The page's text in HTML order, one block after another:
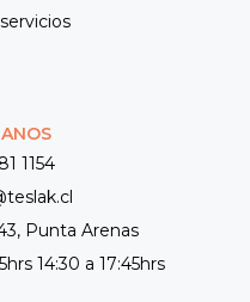
1154
Punta Arenas
14:30 a 17:45hrs